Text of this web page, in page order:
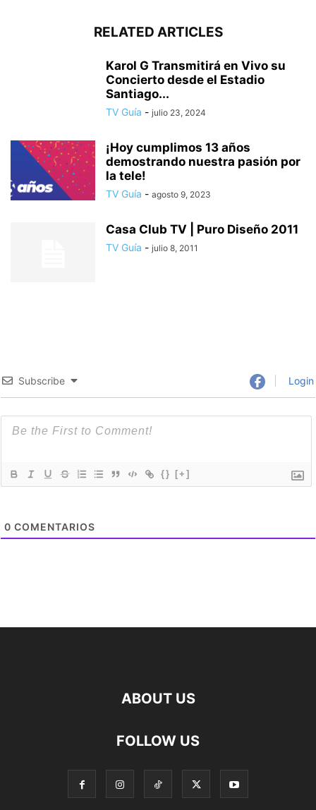
RELATED ARTICLES
Karol G Transmitirá en Vivo su
Concierto desde el Estadio
Santiago...
TV Guía - julio 23, 2024
¡Hoy cumplimos 13 años
demostrando nuestra pasión por
la tele!
TV Guía - agosto 9, 2023
Casa Club TV | Puro Diseño 2011
TV Guía - julio 8, 2011
Subscribe Login
{} [+]
0 COMENTARIOS
ABOUT US
FOLLOW US